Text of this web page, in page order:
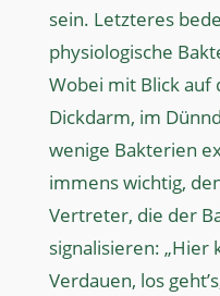
sein. Letzteres
physiologische
Wobei mit Blick
Dickdarm, im
wenige Bakterien
immens wichtig,
Vertreter, die der
signalisieren: „Hier
Verdauen, los